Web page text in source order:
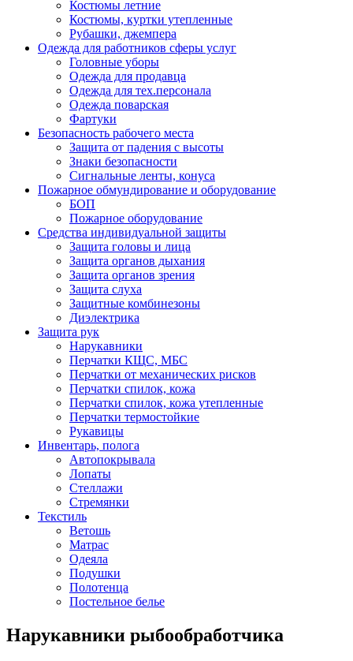
Костюмы летние
Костюмы, куртки утепленные
Рубашки, джемпера
Одежда для работников сферы услуг
Головные уборы
Одежда для продавца
Одежда для тех.персонала
Одежда поварская
Фартуки
Безопасность рабочего места
Защита от падения с высоты
Знаки безопасности
Сигнальные ленты, конуса
Пожарное обмундирование и оборудование
БОП
Пожарное оборудование
Средства индивидуальной защиты
Защита головы и лица
Защита органов дыхания
Защита органов зрения
Защита слуха
Защитные комбинезоны
Диэлектрика
Защита рук
Нарукавники
Перчатки КЩС, МБС
Перчатки от механических рисков
Перчатки спилок, кожа
Перчатки спилок, кожа утепленные
Перчатки термостойкие
Рукавицы
Инвентарь, полога
Автопокрывала
Лопаты
Стеллажи
Стремянки
Текстиль
Ветошь
Матрас
Одеяла
Подушки
Полотенца
Постельное белье
Нарукавники рыбообработчика